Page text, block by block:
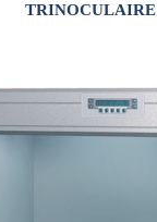
TRINOCULAIRE